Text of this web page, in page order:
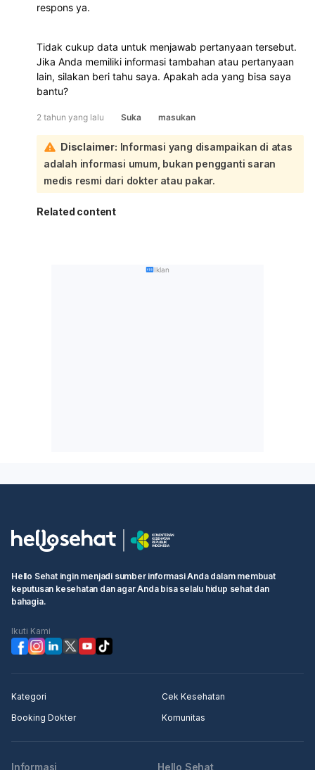
respons ya.
Tidak cukup data untuk menjawab pertanyaan tersebut.
Jika Anda memiliki informasi tambahan atau pertanyaan
lain, silakan beri tahu saya. Apakah ada yang bisa saya
bantu?
2 tahun yang lalu Suka masukan
Disclaimer: Informasi yang disampaikan di atas
adalah informasi umum, bukan pengganti saran
medis resmi dari dokter atau pakar.
Related content
Iklan
Hello Sehat ingin menjadi sumber informasi Anda dalam membuat
keputusan kesehatan dan agar Anda bisa selalu hidup sehat dan
bahagia.
Ikuti Kami
Kategori
Cek Kesehatan
Booking Dokter
Komunitas
Informasi Hello Sehat